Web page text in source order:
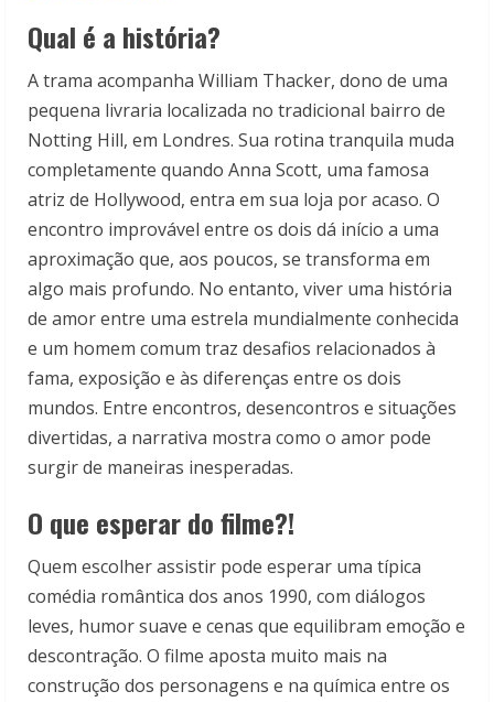
Qual é a história?
A trama acompanha William Thacker, dono de uma
pequena livraria localizada no tradicional bairro de
Notting Hill, em Londres. Sua rotina tranquila muda
completamente quando Anna Scott, uma famosa
atriz de Hollywood, entra em sua loja por acaso. O
encontro improvável entre os dois dá início a uma
aproximação que, aos poucos, se transforma em
algo mais profundo. No entanto, viver uma história
de amor entre uma estrela mundialmente conhecida
e um homem comum traz desafios relacionados à
fama, exposição e às diferenças entre os dois
mundos. Entre encontros, desencontros e situações
divertidas, a narrativa mostra como o amor pode
surgir de maneiras inesperadas.
O que esperar do filme?!
Quem escolher assistir pode esperar uma típica
comédia romântica dos anos 1990, com diálogos
leves, humor suave e cenas que equilibram emoção e
descontração. O filme aposta muito mais na
construção dos personagens e na química entre os